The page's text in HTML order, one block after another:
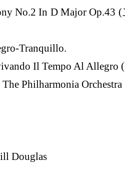
No.2 In D Major Op.43
Tranquillo.
Il Tempo Al Allegro
Philharmonia Orchestra
Douglas